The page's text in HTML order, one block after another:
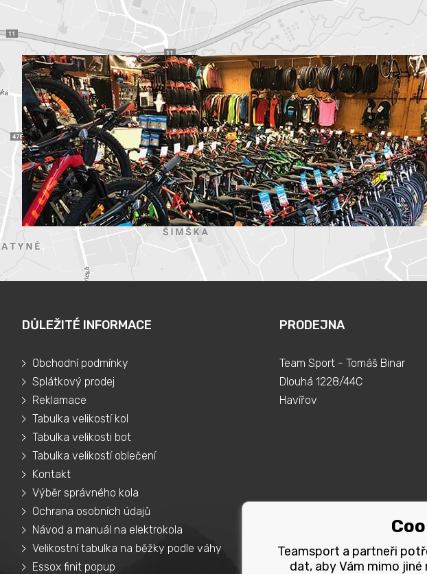
DŮLEŽITÉ INFORMACE
Obchodní podmínky
Splátkový prodej
Reklamace
Tabulka velikostí kol
Tabulka velikosti bot
Tabulka velikostí oblečení
Kontakt
Výběr správného kola
Ochrana osobních údajů
Návod a manuál na elektrokola
Velikostní tabulka na běžky podle váhy
Essox finit popup
PRODEJNA
Team Sport - Tomáš Binar
Dlouhá 1228/44C
Havířov
Teamsport a partneři
dat, aby Vám mimo